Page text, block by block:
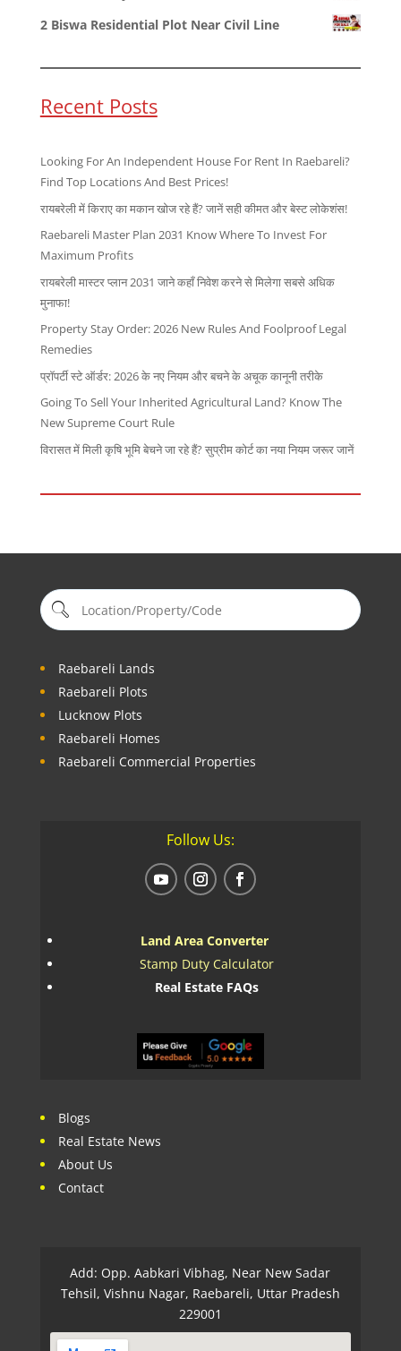
2 Biswa Residential Plot Near Civil Line
Recent Posts
Looking For An Independent House For Rent In Raebareli?
Find Top Locations And Best Prices!
रायबरेली में किराए का मकान खोज रहे हैं? जानें सही कीमत और बेस्ट लोकेशंस!
Raebareli Master Plan 2031 Know Where To Invest For
Maximum Profits
रायबरेली मास्टर प्लान 2031 जाने कहाँ निवेश करने से मिलेगा सबसे अधिक
मुनाफा!
Property Stay Order: 2026 New Rules And Foolproof Legal
Remedies
प्रॉपर्टी स्टे ऑर्डर: 2026 के नए नियम और बचने के अचूक कानूनी तरीके
Going To Sell Your Inherited Agricultural Land? Know The
New Supreme Court Rule
विरासत में मिली कृषि भूमि बेचने जा रहे हैं? सुप्रीम कोर्ट का नया नियम जरूर जानें
Raebareli Lands
Raebareli Plots
Lucknow Plots
Raebareli Homes
Raebareli Commercial Properties
Follow Us:
Land Area Converter
Stamp Duty Calculator
Real Estate FAQs
Blogs
Real Estate News
About Us
Contact
Add: Opp. Aabkari Vibhag, Near New Sadar
Tehsil, Vishnu Nagar, Raebareli, Uttar Pradesh
229001